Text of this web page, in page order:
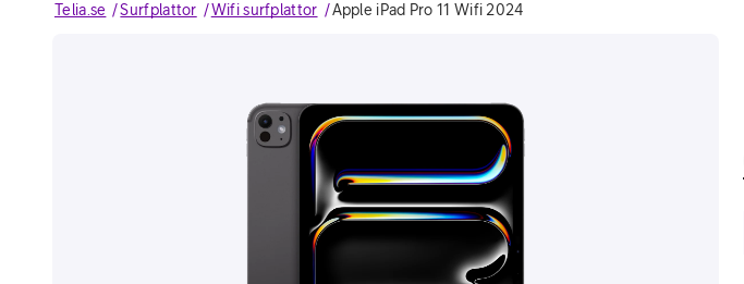
Familjeabonnemang
Extra användare
Mobilabonnemang för pensionär
Telia.se Surfplattor Wifi surfplattor Apple iPad Pro 11 Wifi 2024